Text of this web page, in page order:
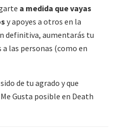
a medida que vayas
y apoyes a otros en la
definitiva, aumentarás tu
las personas (como en
de tu agrado y que
Gusta posible en Death